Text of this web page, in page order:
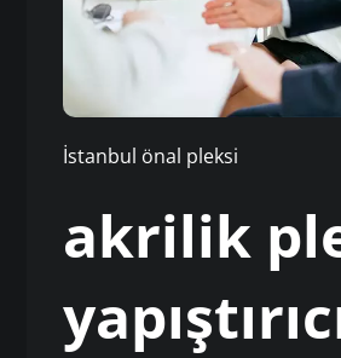
İstanbul önal pleksi
akrilik